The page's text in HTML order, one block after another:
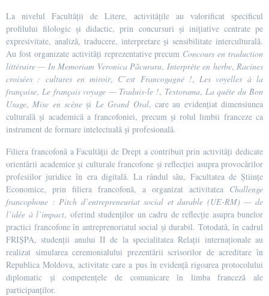
La nivelul Facultății de Litere, activitățile au valorificat specificul
profilului filologic și didactic, prin concursuri și inițiative centrate pe
expresivitate, analiză, traducere, interpretare și sensibilitate interculturală.
Au fost organizate activități reprezentative precum Concours en traduction
littéraire — In Memoriam Veronica Păcuraru, Interprète en herbe,Racines
croisées : cultures en miroir, C’est Francogagné !,Les voyelles à la
française, Le français voyage — Traduis-le !, Textorama, La quête du Bon
Usage,Mise en scène și Le Grand Oral, care au evidențiat dimensiunea
culturală și academică a francofoniei, precum și rolul limbii franceze ca
instrument de formare intelectuală și profesională.
Filiera francofonă a Facultății de Drept a contribuit prin activități dedicate
orientării academice și culturale francofone și reflecției asupra provocărilor
profesiilor juridice în era digitală. La rândul său, Facultatea de Științe
Economice, prin filiera francofonă, a organizat activitatea Challenge
francophone : Pitch d’entrepreneuriat social et durable (UE-RM) — de
l’idée à l’impact, oferind studenților un cadru de reflecție asupra bunelor
practici francofone în antreprenoriatul social și durabil. Totodată, în cadrul
FRIȘPA, studenții anului II de la specialitatea Relații internaționale au
realizat simularea ceremonialului prezentării scrisorilor de acreditare în
Republica Moldova, activitate care a pus în evidență rigoarea protocolului
diplomatic și competențele de comunicare în limba franceză ale
participanților.